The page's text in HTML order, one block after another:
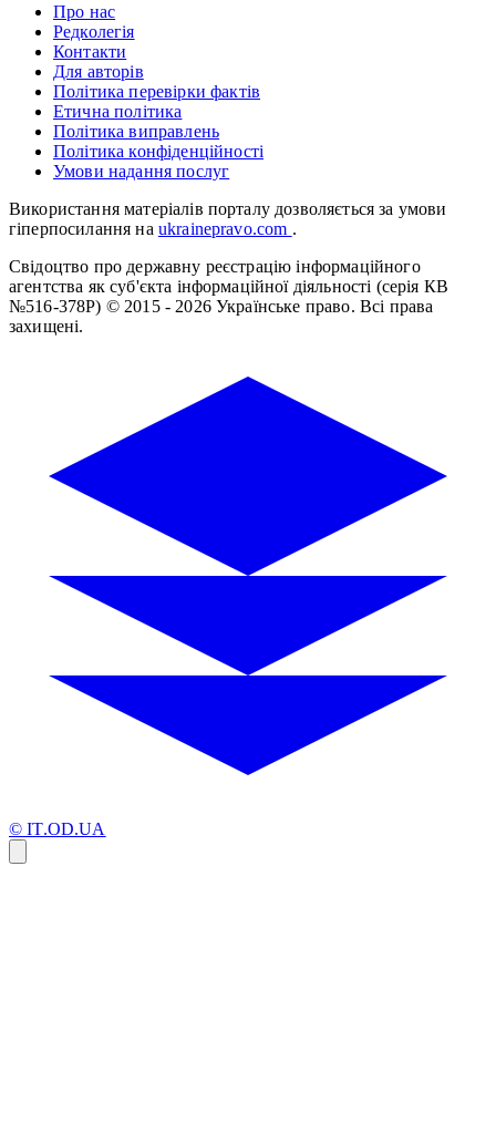
Про нас
Редколегія
Контакти
Для авторів
Політика перевірки фактів
Етична політика
Політика виправлень
Політика конфіденційності
Умови надання послуг
Використання матеріалів порталу дозволяється за умови
гіперпосилання на ukrainepravo.com .
Свідоцтво про державну реєстрацію інформаційного
агентства як суб'єкта інформаційної діяльності (серія КВ
№516-378Р) © 2015 - 2026 Українське право. Всі права
захищені.
© IT.OD.UA